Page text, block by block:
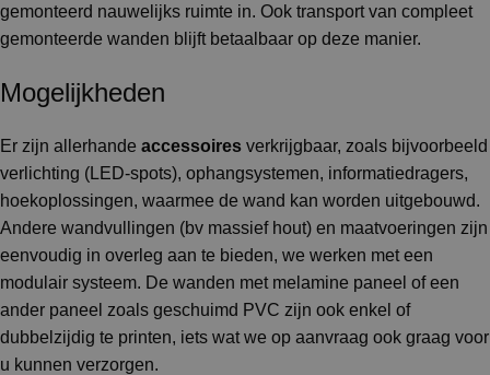
gemonteerd nauwelijks ruimte in. Ook transport van compleet
gemonteerde wanden blijft betaalbaar op deze manier.
Mogelijkheden
Er zijn allerhande accessoires verkrijgbaar, zoals bijvoorbeeld
verlichting (LED-spots), ophangsystemen, informatiedragers,
hoekoplossingen, waarmee de wand kan worden uitgebouwd.
Andere wandvullingen (bv massief hout) en maatvoeringen zijn
eenvoudig in overleg aan te bieden, we werken met een
modulair systeem. De wanden met melamine paneel of een
ander paneel zoals geschuimd PVC zijn ook enkel of
dubbelzijdig te printen, iets wat we op aanvraag ook graag voor
u kunnen verzorgen.